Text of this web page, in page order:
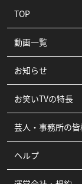
TOP
動画一覧
コント
漫才
ピン
その他
お知らせ
お笑いTVの特長
芸人・事務所の皆
ヘルプ